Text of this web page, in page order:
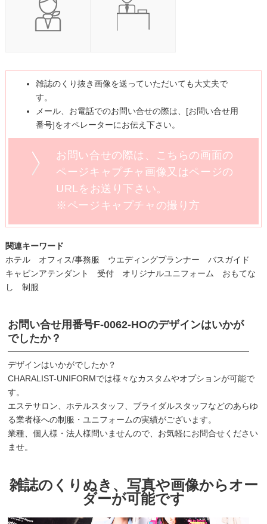
雑誌のくり抜き画像を送っていただいても大丈夫で
す。
メール、お電話でのお問い合せの際は、[お問い合せ用
番号]をオペレーターにお伝え下さい。
お問い合せの際は、こちらの画面の
ページキャプチャ画像又はページの
URLをお送り下さい。
※ページキャプチャの撮り方
関連キーワード
ホテル オフィス/事務服 ウエディングプランナー バスガイド
キャビンアテンダント 受付 オリジナルユニフォーム おもてな
し 制服
お問い合せ用番号F-0062-HOのデザインはいかが
でしたか？
デザインはいかがでしたか？
CHARALIST-UNIFORMでは様々なカスタムやオプションが可能で
す。
エステサロン、ホテルスタッフ、ブライダルスタッフなどのあらゆ
る業者様への制服・ユニフォームの実績がございます。
業種、個人様・法人様問いませんので、お気軽にお問合せください
ませ。
雑誌のくりぬき、写真や画像からオー
ダーが可能です